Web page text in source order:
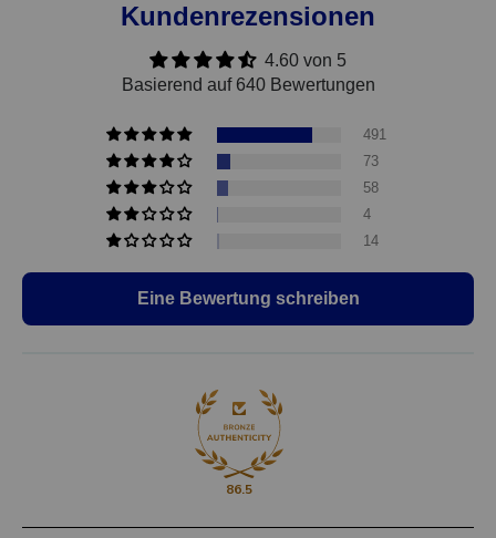
Kundenrezensionen
4.60 von 5
Basierend auf 640 Bewertungen
491
73
58
4
14
Eine Bewertung schreiben
86.5